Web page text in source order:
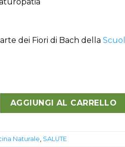
dei Fiori di Bach della
dei Fiori di Bach quantità
AGGIUNGI AL CARRELLO
Naturale SALUTE